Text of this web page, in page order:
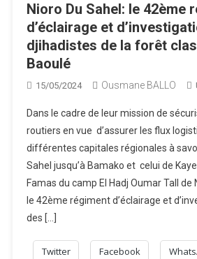
Nioro Du Sahel: le 42ème
d’éclairage et
djihadistes de la forêt
Baoulé
15/05/2024 Ousmane BALLO
Dans le cadre de leur mission de
routiers en vue d’assurer les flux
différentes capitales régionales à
Sahel jusqu’à Bamako et celui de
Famas du camp El Hadj Oumar Tall
le 42ème régiment d’éclairage et
des […]
Twitter Facebook